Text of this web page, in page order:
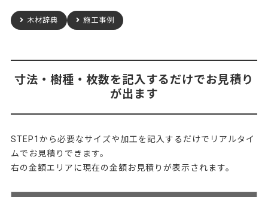
木材辞典 施工事例
寸法・樹種・枚数を記入するだけでお見積り
が出ます
STEP1から必要なサイズや加工を記入するだけでリアルタイ
ムでお見積りできます。
右の金額エリアに現在の金額お見積りが表示されます。